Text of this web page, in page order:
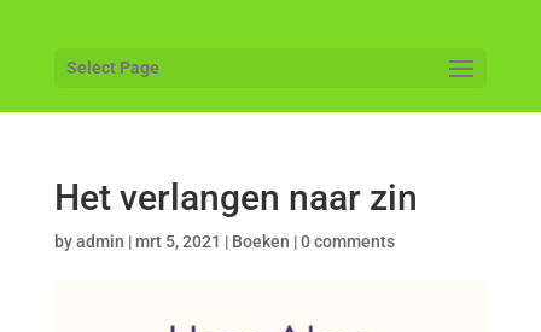
Select Page
Het verlangen naar zin
byadmin |mrt 5, 2021 | Boeken |0 comments